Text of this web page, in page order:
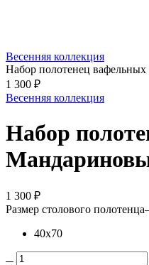
Весенняя коллекция
Набор полотенец
1 300 ₽
Весенняя коллекция
Набор
1 300 ₽
Размер столового полотенца
40х70